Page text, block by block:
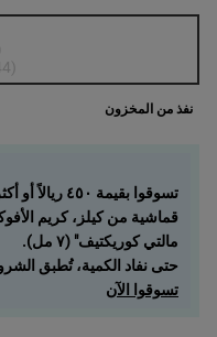
(0.44 ﷼ / ml)
نفذ من المخزون
تسوقوا بقيمة
مالتي كوريكتيف" (٧ مل).
حتى نفاد الكمية، تُطبق
تسوقوا الآن